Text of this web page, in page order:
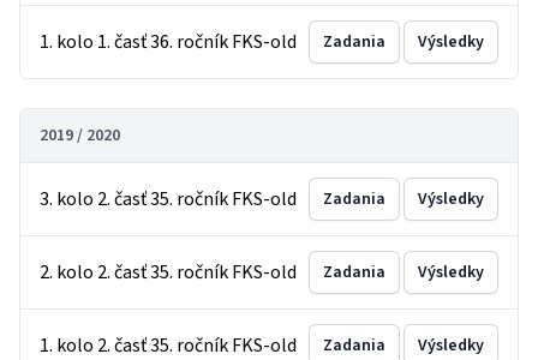
1. kolo 1. časť 36. ročník FKS-old Zadania Výsledky
2019 / 2020
3. kolo 2. časť 35. ročník FKS-old Zadania Výsledky
2. kolo 2. časť 35. ročník FKS-old Zadania Výsledky
1. kolo 2. časť 35. ročník FKS-old Zadania Výsledky